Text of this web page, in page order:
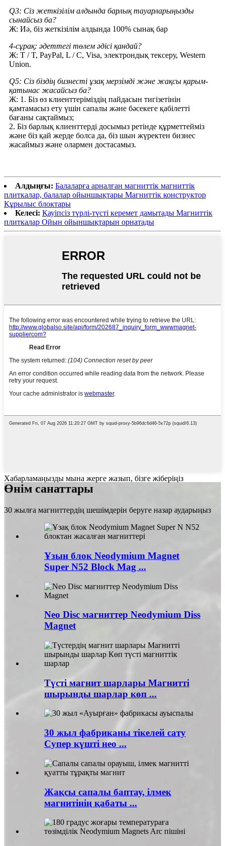
Q3: Сіз жеткізілім алдында барлық тауарларыңызды
сынайсыз ба?
Ж: Иә, біз жеткізілім алдында 100% сынақ бар
4-сұрақ: әдеттегі төлем әдісі қандай?
Ж: T / T, PayPal, L / C, Visa, электрондық тексеру, Western
Union.
Q5: Сіз біздің бизнесті ұзақ мерзімді және жақсы қарым-
қатынас жасайсыз ба?
Ж: 1. Біз өз клиенттеріміздің пайдасын тигізетінін
қамтамасыз ету үшін сапалы және бәсекеге қабілетті
бағаны сақтаймыз;
2. Біз барлық клиенттерді досымыз ретінде құрметтейміз
және біз қай жерде болса да, біз шын жүректен бизнес
жасаймыз және олармен достасамыз.
Алдыңғы: Балаларға арналған магниттік магниттік
плиткалар, балалар ойыншықтары Магниттік конструктор
Құрылыс блоктары
Келесі: Қауіпсіз түрлі-түсті керемет дамытады Магниттік
плиткалар Ойын ойыншықтарын орнатады
Хабарламаңызды мына жерге жазып, бізге жіберіңіз
Өнім санаттары
30 жылға магниттердің шешімдерін беруге назар аударыңыз
Ұзын блок Neodymium Magnet
Super N52 Block Mag ...
Neo Disc магниттер Neodymium Diss
Magnet
Түсті магнит шарлары Магнитті
шырынды шарлар көп ...
30 жыл фабриканы тікелей сату
Супер күшті нео ...
Жақсы сапалы баптау, ілмек
магнитінің қабаты ...